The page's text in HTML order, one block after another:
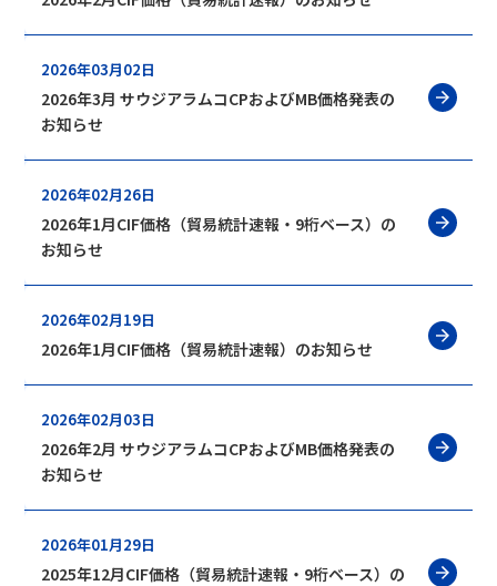
2026年03月02日
2026年3月 サウジアラムコCPおよびMB価格発表の
お知らせ
2026年02月26日
2026年1月CIF価格（貿易統計速報・9桁ベース）の
お知らせ
2026年02月19日
2026年1月CIF価格（貿易統計速報）のお知らせ
2026年02月03日
2026年2月 サウジアラムコCPおよびMB価格発表の
お知らせ
2026年01月29日
2025年12月CIF価格（貿易統計速報・9桁ベース）の